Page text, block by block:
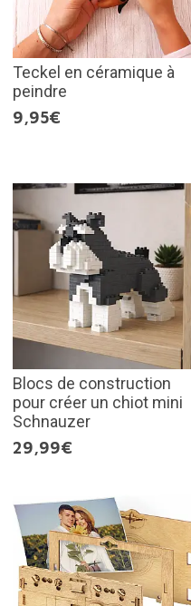
Teckel en céramique à
peindre
9,95€
Blocs de construction
pour créer un chiot mini
Schnauzer
29,99€